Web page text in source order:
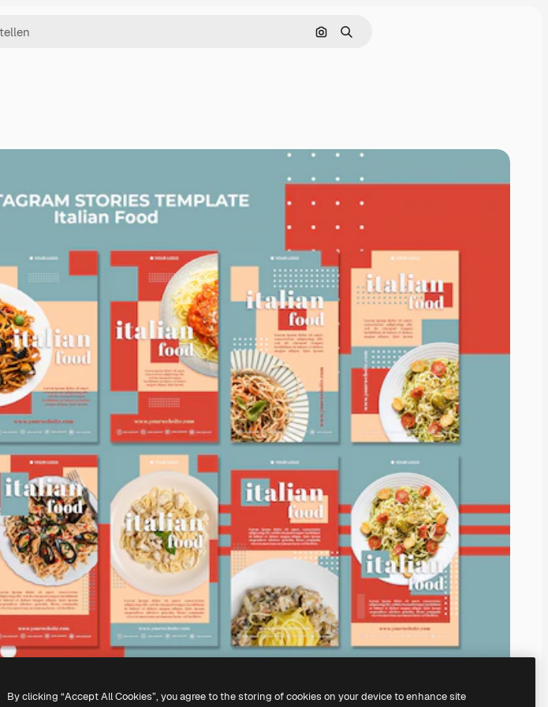
Nach Bild suchen
Suchen
By clicking “Accept All Cookies”, you agree to the storing of cookies on your device to enhance site